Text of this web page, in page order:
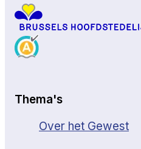
Thema's
Over het Gewest